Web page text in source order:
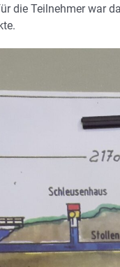
die Teilnehmer war